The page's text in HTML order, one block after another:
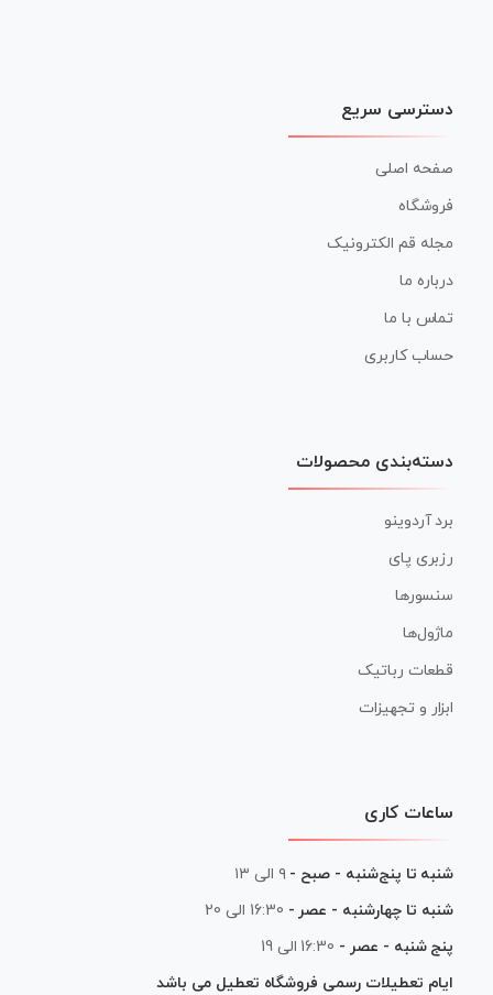
دسترسی سریع
صفحه اصلی
فروشگاه
مجله قم الکترونیک
درباره ما
تماس با ما
حساب کاربری
دسته‌بندی محصولات
برد آردوینو
رزبری پای
سنسورها
ماژول‌ها
قطعات رباتیک
ابزار و تجهیزات
ساعات کاری
شنبه تا پنج‌شنبه - صبح - ۹ الی ۱۳
شنبه تا چهارشنبه - عصر - 16:30 الی 20
پنج شنبه - عصر - 16:30 الی 19
ایام تعطیلات رسمی فروشگاه تعطیل می باشد